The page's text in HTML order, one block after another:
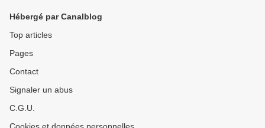
Hébergé par Canalblog
Top articles
Pages
Contact
Signaler un abus
C.G.U.
Cookies et données personnelles